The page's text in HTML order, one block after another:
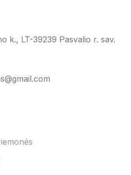
k., LT-39239 Pasvalio r. sav.